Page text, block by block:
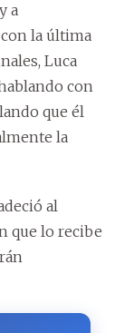
a
la última
Luca
con
que él
la
al
que lo recibe